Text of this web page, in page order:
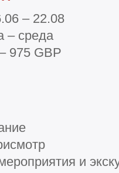
– 22.08
– среда
975 GBP
и